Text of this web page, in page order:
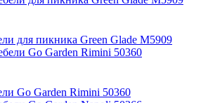
для пикника Green Glade M5909
Go Garden Rimini 50360